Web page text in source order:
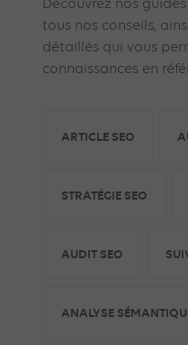
Découvrez nos
tous nos conseils,
détaillés qui vous
connaissances en
ARTICLE SEO
STRATÉGIE SEO
AUDIT SEO
ANALYSE